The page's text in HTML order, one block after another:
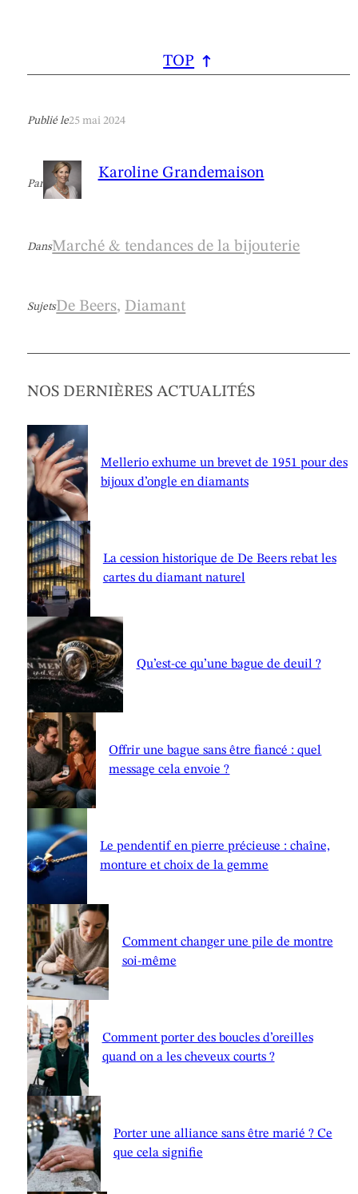
TOP
Publié le25 mai 2024
Par
Karoline Grandemaison
DansMarché & tendances de la bijouterie
SujetsDe Beers, Diamant
NOS DERNIÈRES ACTUALITÉS
Mellerio exhume un brevet de 1951 pour des
bijoux d’ongle en diamants
La cession historique de De Beers rebat les
cartes du diamant naturel
Qu’est-ce qu’une bague de deuil ?
Offrir une bague sans être fiancé : quel
message cela envoie ?
Le pendentif en pierre précieuse : chaîne,
monture et choix de la gemme
Comment changer une pile de montre
soi-même
Comment porter des boucles d’oreilles
quand on a les cheveux courts ?
Porter une alliance sans être marié ? Ce
que cela signifie